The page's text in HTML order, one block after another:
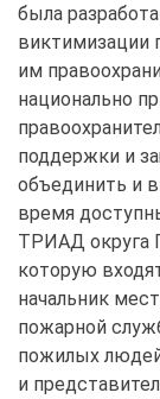
была
виктимизации
им
национально
поддержки и
объединить и
время
ТРИАД округа
которую
начальник
пожарной
пожилых
и